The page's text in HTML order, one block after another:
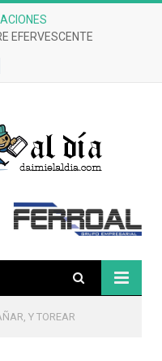
EFERVESCENTE
Y TOREAR